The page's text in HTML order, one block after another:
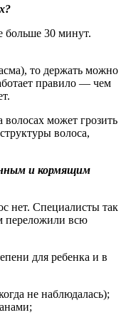
больше 30 минут.
то держать можно
правило — чем
может грозить
волоса,
и кормящим
нет. Специалисты так
переложили всю
для ребенка и в
не наблюдалась);